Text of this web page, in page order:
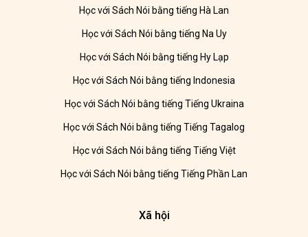
Học với Sách Nói bằng tiếng Hà Lan
Học với Sách Nói bằng tiếng Na Uy
Học với Sách Nói bằng tiếng Hy Lạp
Học với Sách Nói bằng tiếng Indonesia
Học với Sách Nói bằng tiếng Tiếng Ukraina
Học với Sách Nói bằng tiếng Tiếng Tagalog
Học với Sách Nói bằng tiếng Tiếng Việt
Học với Sách Nói bằng tiếng Tiếng Phần Lan
Xã hội